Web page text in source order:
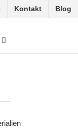
Kontakt Blog